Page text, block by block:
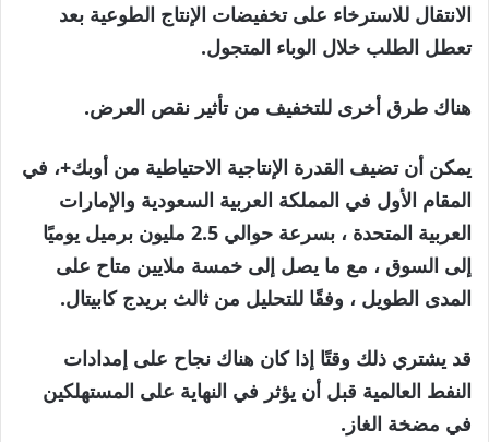
الانتقال للاسترخاء على تخفيضات الإنتاج الطوعية بعد
تعطل الطلب خلال الوباء المتجول.
هناك طرق أخرى للتخفيف من تأثير نقص العرض.
يمكن أن تضيف القدرة الإنتاجية الاحتياطية من أوبك+، في
المقام الأول في المملكة العربية السعودية والإمارات
العربية المتحدة ، بسرعة حوالي 2.5 مليون برميل يوميًا
إلى السوق ، مع ما يصل إلى خمسة ملايين متاح على
المدى الطويل ، وفقًا للتحليل من ثالث بريدج كابيتال.
قد يشتري ذلك وقتًا إذا كان هناك نجاح على إمدادات
النفط العالمية قبل أن يؤثر في النهاية على المستهلكين
في مضخة الغاز.